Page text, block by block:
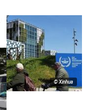
© Xinhua